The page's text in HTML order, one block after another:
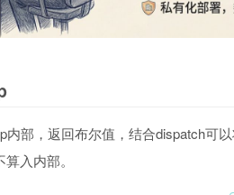
内部，返回布尔值，结合dispatch可
入内部。